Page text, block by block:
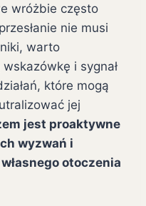
wróżbie często
nie musi
warto
i sygnał
które mogą
jej
jest proaktywne
wyzwań i
otoczenia